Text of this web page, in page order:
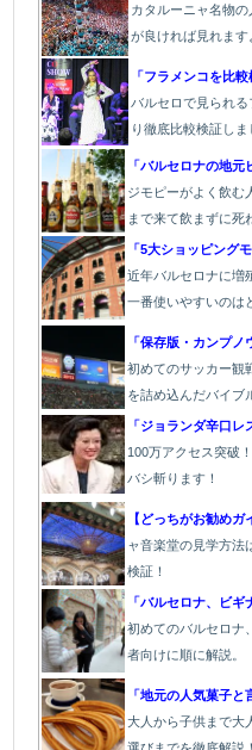
カタルーニャ名物
が良ければ見れます
「フラメンコを比
バルセロで見られ
り徹底比較検証しま
「バルセロナの地元
ジモピーがよく飲む
まで来て飲まずに死
「5大ショッピング
近年バルセロナに増
一番使いやすいのは
「保存版・カンプノ
初めてのサッカー観
を詰め込んだバイブ
「ジョランダ辛口レ
100万アクセス突破
バシ斬ります！
【どっちがお勧めガ
ャ音楽堂の見学方法
検証！
「バルセロナ、ビギ
初めてのバルセロナ
者向けに順に解説。
「地元の人気菓子と
大人から子供まで大